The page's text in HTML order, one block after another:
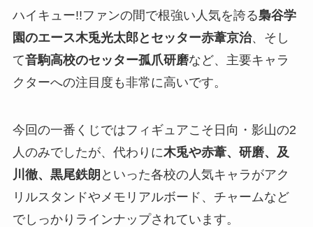
ハイキュー!!ファンの間で根強い人気を誇る梟谷学
園のエース木兎光太郎とセッター赤葦京治、そし
て音駒高校のセッター孤爪研磨など、主要キャラ
クターへの注目度も非常に高いです。
今回の一番くじではフィギュアこそ日向・影山の2
人のみでしたが、代わりに木兎や赤葦、研磨、及
川徹、黒尾鉄朗 といった各校の人気キャラがアク
リルスタンドやメモリアルボード、チャームなど
でしっかりラインナップされています。